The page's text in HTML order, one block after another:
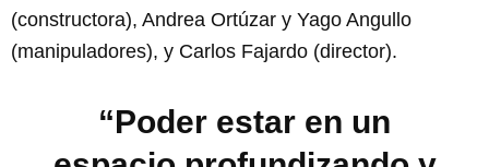
(constructora), Andrea Ortúzar y Yago Angullo
(manipuladores), y Carlos Fajardo (director).
“Poder estar en un